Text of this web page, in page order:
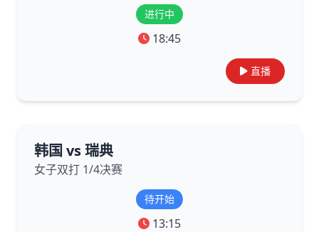
进行中
18:45
直播
韩国 vs 瑞典
女子双打 1/4决赛
待开始
13:15